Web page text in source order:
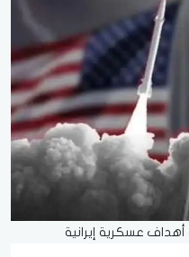
عسكرية إيرانية